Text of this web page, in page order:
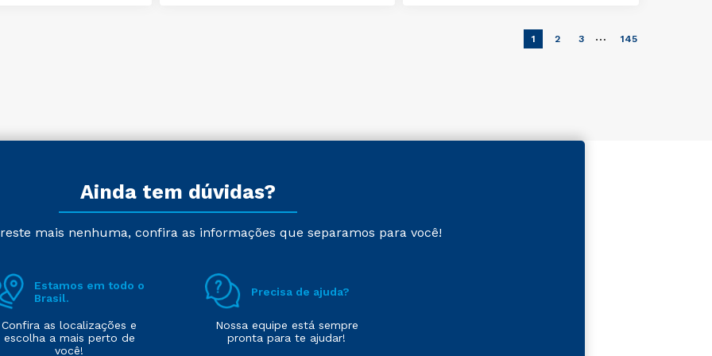
1 2 3 … 145
Ainda tem dúvidas?
mais nenhuma, confira as informações que separamos para você!
Estamos em todo o
Brasil.
Confira as localizações e
escolha a mais perto de
você!
Precisa de ajuda?
Nossa equipe está sempre
pronta para te ajudar!